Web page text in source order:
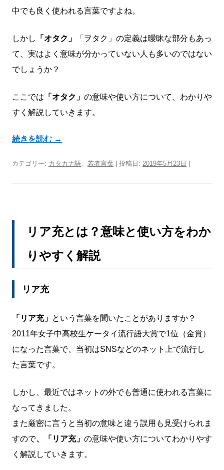
中でも良く使われる言葉ですよね。
しかし 「オタク」
「ヲタク」の定義は曖昧な部分もあっ
て、実はよく意味が分かっていない人も多いのではない
でしょうか？
ここでは 「オタク」 の意味や使い方について、わかりや
すく解説していきます。
続きを読む →
カテゴリー: カタカナ語、 若者言葉 | 投稿日: 2019年5月23日
リア充とは？意味と使い方をわか
りやすく解説
リア充
「リア充」 という言葉を聞いたことがありますか？
2011年女子中高校生ケータイ流行語大賞で1位（金賞）
になった言葉で、当初はSNSなどのネット上で流行し
た言葉です。
しかし、最近ではネットの外でも普通に使われる言葉に
なってきました。
また厳密に言うと当初の意味と違う誤用も見受けられま
すので、「リア充」 の意味や使い方についてわかりやす
く解説していきます。